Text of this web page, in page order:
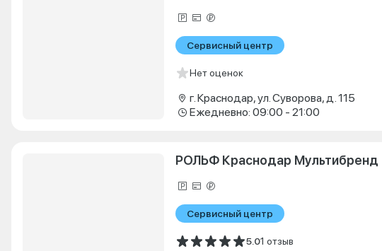
Сервисный центр
Нет оценок
г. Краснодар, ул. Суворова, д. 115
Ежедневно: 09:00 - 21:00
РОЛЬФ Краснодар Мультибренд
Сервисный центр
5.01 отзыв